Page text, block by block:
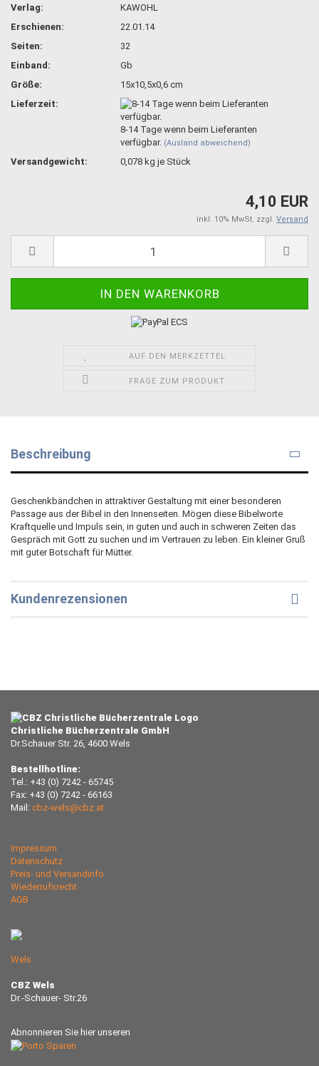
Verlag:
KAWOHL
Erschienen:
22.01.14
Seiten:
32
Einband:
Gb
Größe:
15x10,5x0,6 cm
Lieferzeit:
8-14 Tage wenn beim Lieferanten
verfügbar. (Ausland abweichend)
Versandgewicht: 0,078 kg je Stück
4,10 EUR
inkl. 10% MwSt. zzgl. Versand
AUF DEN MERKZETTEL
FRAGE ZUM PRODUKT
Beschreibung
Geschenkbändchen in attraktiver Gestaltung mit einer besonderen
Passage aus der Bibel in den Innenseiten. Mögen diese Bibelworte
Kraftquelle und Impuls sein, in guten und auch in schweren Zeiten das
Gespräch mit Gott zu suchen und im Vertrauen zu leben. Ein kleiner Gruß
mit guter Botschaft für Mütter.
Kundenrezensionen
Christliche Bücherzentrale GmbH
Dr.Schauer Str. 26, 4600 Wels
Bestellhotline:
Tel.: +43 (0) 7242 - 65745
Fax: +43 (0) 7242 - 66163
Mail: cbz-wels@cbz.at
Impressum
Datenschutz
Preis- und Versandinfo
Wiederrufsrecht
AGB
Wels
CBZ Wels
Dr.-Schauer- Str.26
Abnonnieren Sie hier unseren